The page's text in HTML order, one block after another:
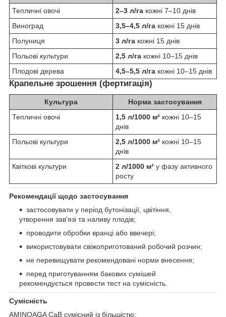
Тепличні овочі
2–3 л/га кожні 7–10 днів
Виноград
3,5–4,5 л/га кожні 15 днів
Полуниця
3 л/га кожні 15 днів
Польові культури
2,5 л/га кожні 10–15 днів
Плодові дерева
4,5–5,5 л/га кожні 10–15 днів
Крапельне зрошення (фертигація)
Культура
Норма застосування
Тепличні овочі
1,5 л/1000 м² кожні 10–15
днів
Польові культури
2,5 л/1000 м² кожні 10–15
днів
Квіткові культури
2 л/1000 м² у фазу активного
росту
Рекомендації щодо застосування
застосовувати у період бутонізації, цвітіння,
утворення зав'язі та наливу плодів;
проводити обробки вранці або ввечері;
використовувати свіжоприготований робочий розчин;
не перевищувати рекомендовані норми внесення;
перед приготуванням бакових сумішей
рекомендується провести тест на сумісність.
Сумісність
AMINOAGA CaB сумісний із більшістю: